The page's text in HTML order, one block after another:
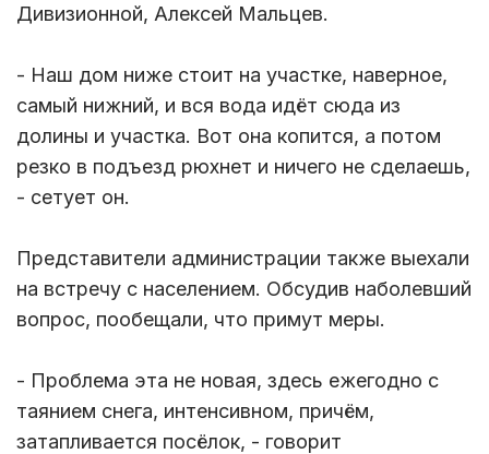
Дивизионной, Алексей Мальцев.
- Наш дом ниже стоит на участке, наверное,
самый нижний, и вся вода идёт сюда из
долины и участка. Вот она копится, а потом
резко в подъезд рюхнет и ничего не сделаешь,
- сетует он.
Представители администрации также выехали
на встречу с населением. Обсудив наболевший
вопрос, пообещали, что примут меры.
- Проблема эта не новая, здесь ежегодно с
таянием снега, интенсивном, причём,
затапливается посёлок, - говорит